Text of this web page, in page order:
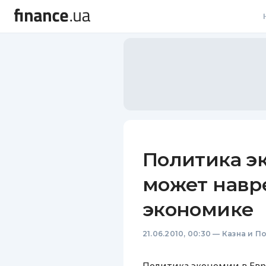
Политика
может
экономике
21.06.2010, 00:30 — Казна и